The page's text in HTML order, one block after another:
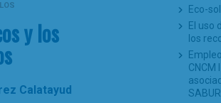
y los
Calatayud
Eco-
El uso
los
CNCM